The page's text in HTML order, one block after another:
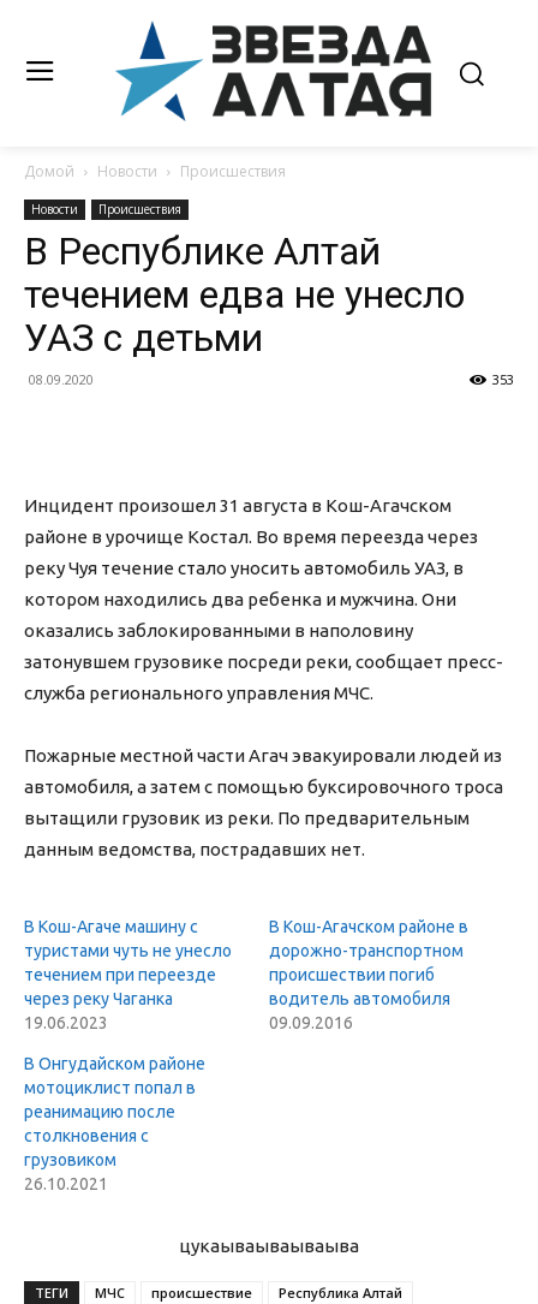
Домой Новости Происшествия
Новости Происшествия
В Республике Алтай
течением едва не унесло
УАЗ с детьми
08.09.2020 353
Инцидент произошел 31 августа в Кош-Агачском
районе в урочище Костал. Во время переезда через
реку Чуя течение стало уносить автомобиль УАЗ, в
котором находились два ребенка и мужчина. Они
оказались заблокированными в наполовину
затонувшем грузовике посреди реки, сообщает пресс-
служба регионального управления МЧС.
Пожарные местной части Агач эвакуировали людей из
автомобиля, а затем с помощью буксировочного троса
вытащили грузовик из реки. По предварительным
данным ведомства, пострадавших нет.
В Кош-Агаче машину с
туристами чуть не унесло
течением при переезде
через реку Чаганка
19.06.2023
В Кош-Агачском районе в
дорожно-транспортном
происшествии погиб
водитель автомобиля
09.09.2016
В Онгудайском районе
мотоциклист попал в
реанимацию после
столкновения с
грузовиком
26.10.2021
цукаываываываыва
ТЕГИ МЧС происшествие Республика Алтай